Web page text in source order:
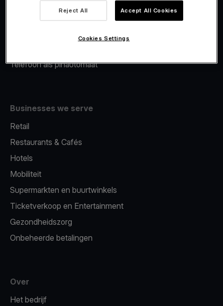
Merchant Advance
Telefoon als pinautomaat
Businesses we serve
Retail
Restaurants & Cafés
Hotels
Mobiliteit
Supermarkten en buurtwinkels
Ticketverkoop en Entertainment
Gezondheidszorg
Onbeheerde betalingen
Over
Het bedrijf
Reject All Accept All Cookies
Cookies Settings